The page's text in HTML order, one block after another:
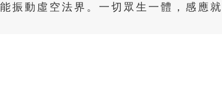
振動虛空法界。一切眾生一體，感應